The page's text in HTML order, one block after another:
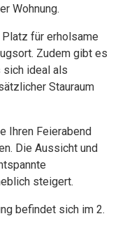
Wohnung.
für erholsame
Zudem gibt es
sich ideal als
Stauraum
Ihren Feierabend
Die Aussicht und
steigert.
befindet sich im 2.